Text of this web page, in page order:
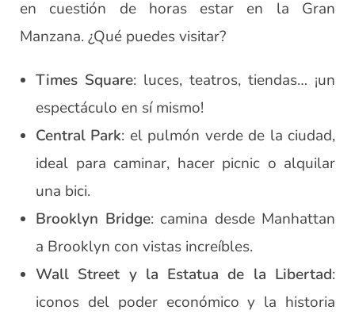
en cuestión de horas estar en la Gran
Manzana. ¿Qué puedes visitar?
Times Square: luces, teatros, tiendas… ¡un
espectáculo en sí mismo!
Central Park: el pulmón verde de la ciudad,
ideal para caminar, hacer picnic o alquilar
una bici.
Brooklyn Bridge: camina desde Manhattan
a Brooklyn con vistas increíbles.
Wall Street y la Estatua de la Libertad:
iconos del poder económico y la historia